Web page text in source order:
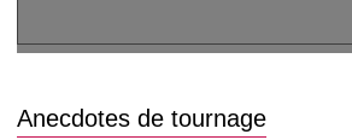
Anecdotes de tournage